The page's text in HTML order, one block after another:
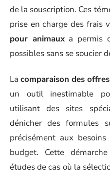
de la souscription. Ces
prise en charge des frais
pour animauxa permis
possibles sans se soucier
La comparaison des offres
un outil inestimable
utilisant des sites
dénicher des formules
précisément aux
budget. Cette
études de cas où la